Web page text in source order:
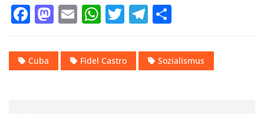
F
c
e
M
st
o
E
ai
l
W
at
s
T
it
te
T
e
gr
le
n
Cuba Fidel Castro Sozialismus